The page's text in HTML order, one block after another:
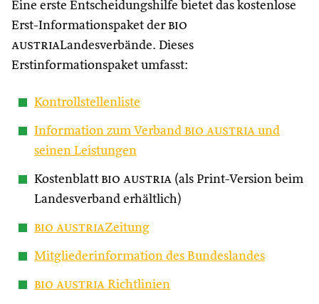
Eine erste Entscheidungshilfe bietet das kostenlose
Erst-Informationspaket der bio
austriaLandesverbände. Dieses
Erstinformationspaket umfasst:
Kontrollstellenliste
Information zum Verband bio austria und
seinen Leistungen
Kostenblatt bio austria (als Print-Version beim
Landesverband erhältlich)
bio austriaZeitung
Mitgliederinformation des Bundeslandes
bio austria Richtlinien